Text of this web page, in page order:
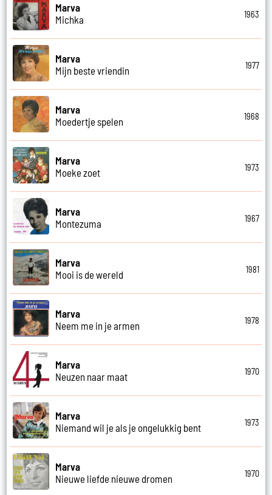
Marva
Michka
1963
Marva
Mijn beste vriendin
1977
Marva
Moedertje spelen
1968
Marva
Moeke zoet
1973
Marva
Montezuma
1967
Marva
Mooi is de wereld
1981
Marva
Neem me in je armen
1978
Marva
Neuzen naar maat
1970
Marva
Niemand wil je als je ongelukkig bent
1973
Marva
Nieuwe liefde nieuwe dromen
1970